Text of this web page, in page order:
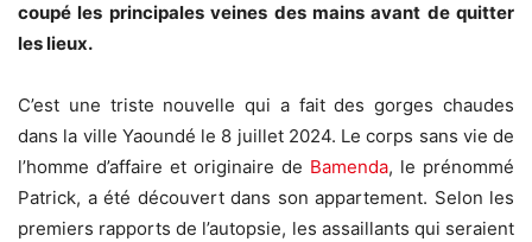
coupé les principales veines des mains avant de quitter
les lieux.
C’est une triste nouvelle qui a fait des gorges chaudes
dans la ville Yaoundé le 8 juillet 2024. Le corps sans vie de
l’homme d’affaire et originaire de Bamenda, le prénommé
Patrick, a été découvert dans son appartement. Selon les
premiers rapports de l’autopsie, les assaillants qui seraient